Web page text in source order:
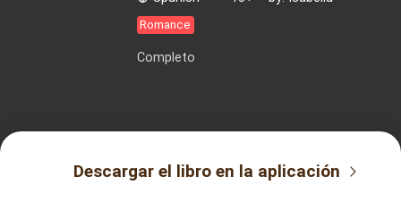
Romance
Completo
Descargar el libro en la aplicación